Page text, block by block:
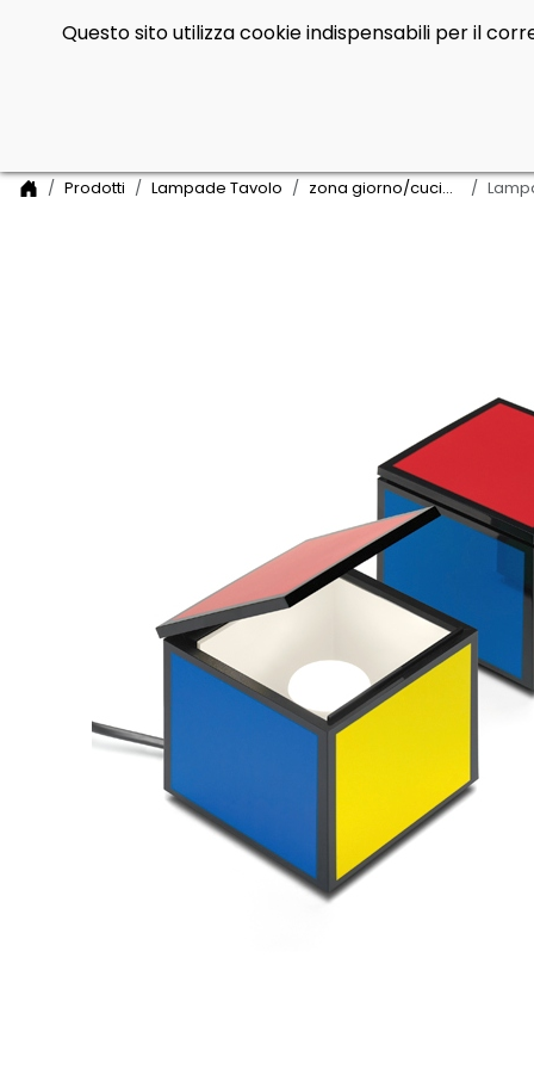
HomeProdotti Lampade Tavolo zona giorno/cucina
Questo sito utilizza cookie indispensabili per il